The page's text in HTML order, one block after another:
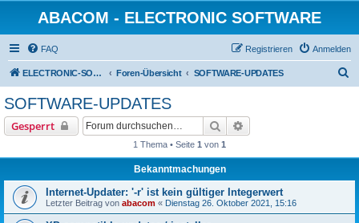
ABACOM - ELECTRONIC SOFTWARE
FAQ Anmelden
Registrieren
ELECTRONIC-SOFWARE-SHOP Foren-Übersicht SOFTWARE-UPDATES
SOFTWARE-UPDATES
Gesperrt Suche
1 Thema • Seite 1 von 1
Bekanntmachungen
Internet-Updater: '-r' ist kein gültiger Integerwert
Letzter Beitrag von abacom « Dienstag 26. Oktober 2021, 15:16